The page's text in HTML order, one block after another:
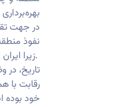
در جهت
نفوذ
.زیرا
تاریخ، در
رقابت با
خود بوده